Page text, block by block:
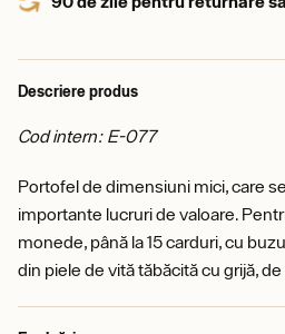
Descriere produs
Cod intern: E-077
Portofel de dimensiuni mici, care
importante lucruri de valoare.
monede, până la 15 carduri, cu
din piele de vită tăbăcită cu grijă, de